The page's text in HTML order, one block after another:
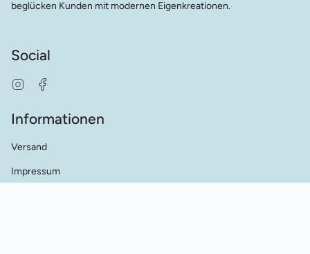
beglücken Kunden mit modernen Eigenkreationen.
Social
Instagram
Informationen
Versand
Impressum